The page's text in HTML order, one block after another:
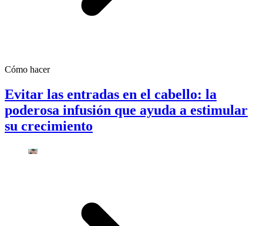
Cómo hacer
Evitar las entradas en el cabello: la
poderosa infusión que ayuda a estimular
su crecimiento